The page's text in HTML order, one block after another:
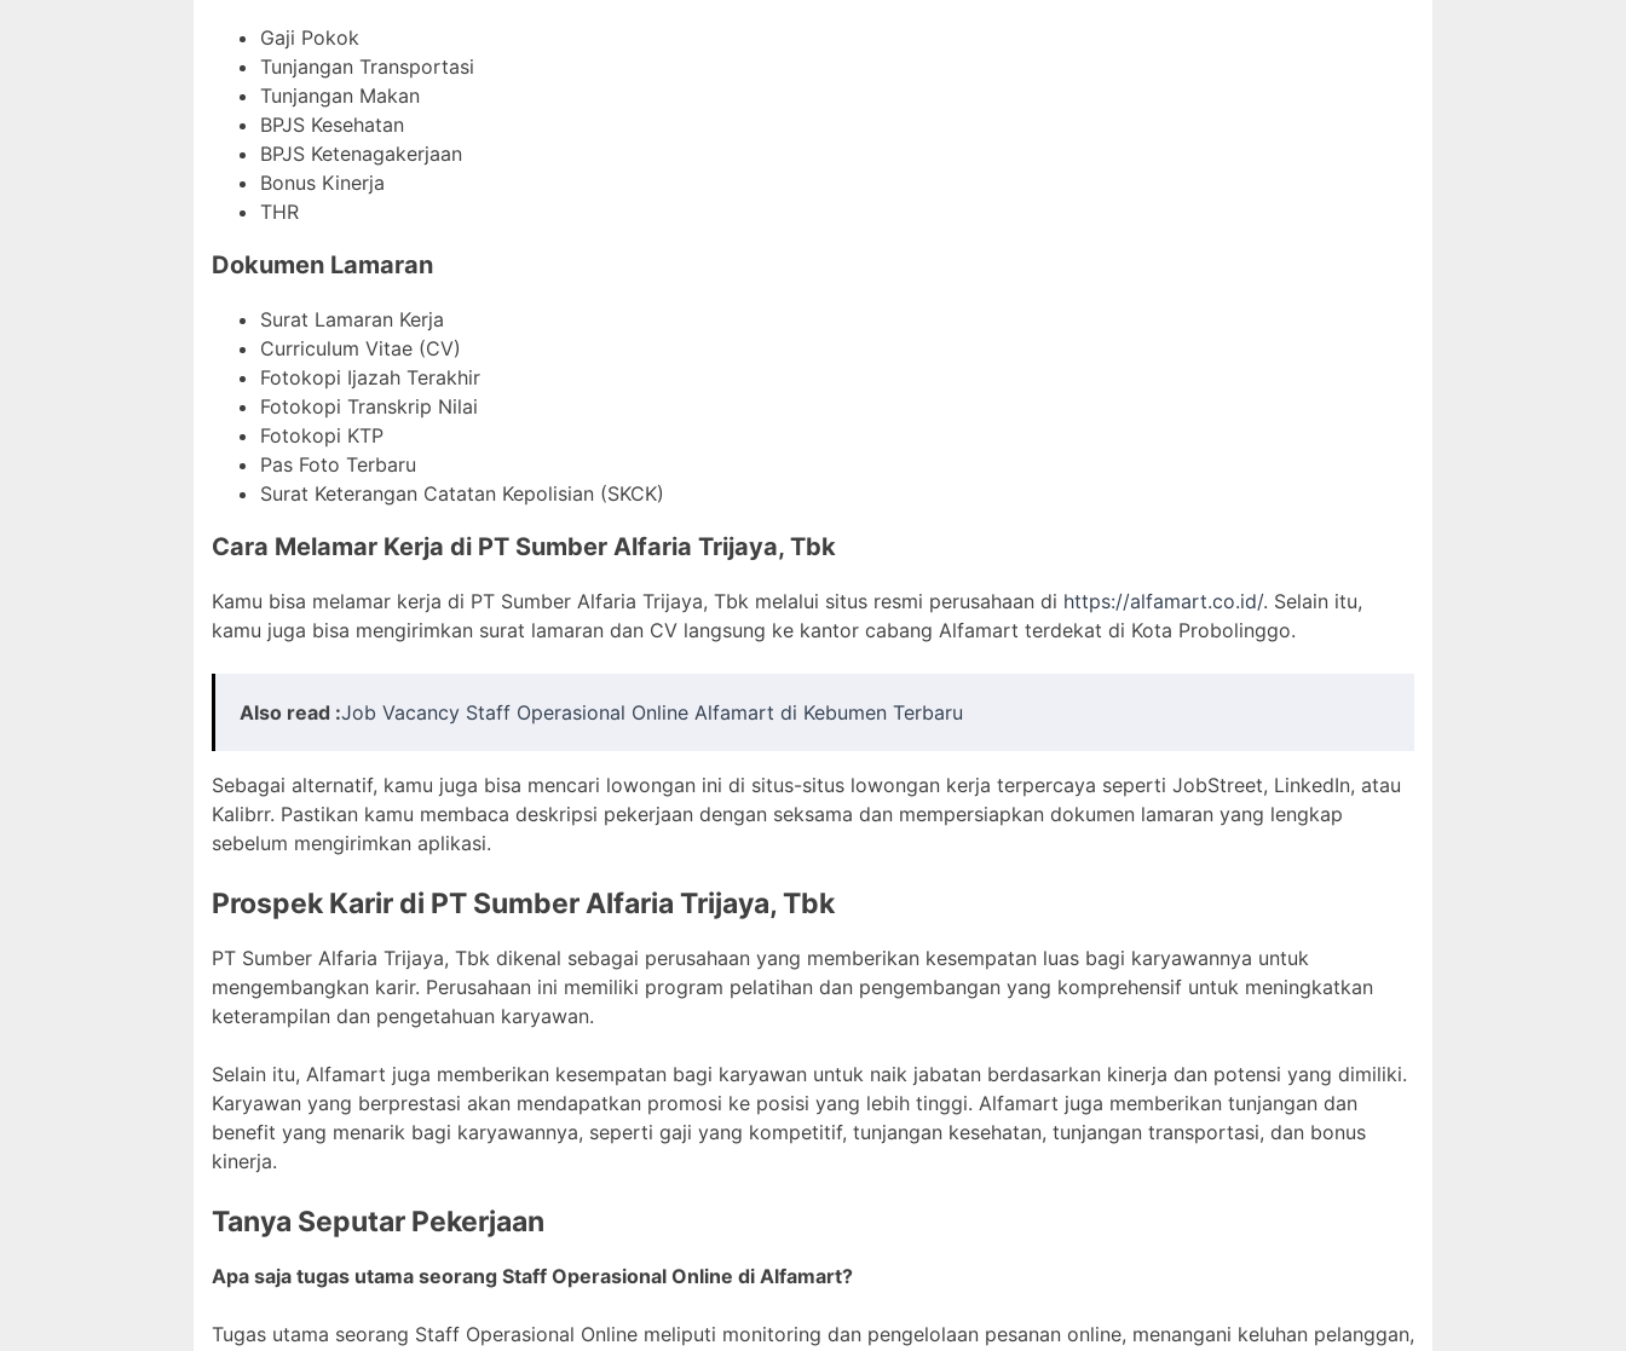
Gaji Pokok
Tunjangan Transportasi
Tunjangan Makan
BPJS Kesehatan
BPJS Ketenagakerjaan
Bonus Kinerja
THR
Dokumen Lamaran
Surat Lamaran Kerja
Curriculum Vitae (CV)
Fotokopi Ijazah Terakhir
Fotokopi Transkrip Nilai
Fotokopi KTP
Pas Foto Terbaru
Surat Keterangan Catatan Kepolisian (SKCK)
Cara Melamar Kerja di PT Sumber Alfaria Trijaya, Tbk
Kamu bisa melamar kerja di PT Sumber Alfaria Trijaya, Tbk melalui situs resmi perusahaan di https://alfamart.co.id/. Selain itu,
kamu juga bisa mengirimkan surat lamaran dan CV langsung ke kantor cabang Alfamart terdekat di Kota Probolinggo.
Also read :Job Vacancy Staff Operasional Online Alfamart di Kebumen Terbaru
Sebagai alternatif, kamu juga bisa mencari lowongan ini di situs-situs lowongan kerja terpercaya seperti JobStreet, LinkedIn, atau
Kalibrr. Pastikan kamu membaca deskripsi pekerjaan dengan seksama dan mempersiapkan dokumen lamaran yang lengkap
sebelum mengirimkan aplikasi.
Prospek Karir di PT Sumber Alfaria Trijaya, Tbk
PT Sumber Alfaria Trijaya, Tbk dikenal sebagai perusahaan yang memberikan kesempatan luas bagi karyawannya untuk
mengembangkan karir. Perusahaan ini memiliki program pelatihan dan pengembangan yang komprehensif untuk meningkatkan
keterampilan dan pengetahuan karyawan.
Selain itu, Alfamart juga memberikan kesempatan bagi karyawan untuk naik jabatan berdasarkan kinerja dan potensi yang dimiliki.
Karyawan yang berprestasi akan mendapatkan promosi ke posisi yang lebih tinggi. Alfamart juga memberikan tunjangan dan
benefit yang menarik bagi karyawannya, seperti gaji yang kompetitif, tunjangan kesehatan, tunjangan transportasi, dan bonus
kinerja.
Tanya Seputar Pekerjaan
Apa saja tugas utama seorang Staff Operasional Online di Alfamart?
Tugas utama seorang Staff Operasional Online meliputi monitoring dan pengelolaan pesanan online, menangani keluhan pelanggan,